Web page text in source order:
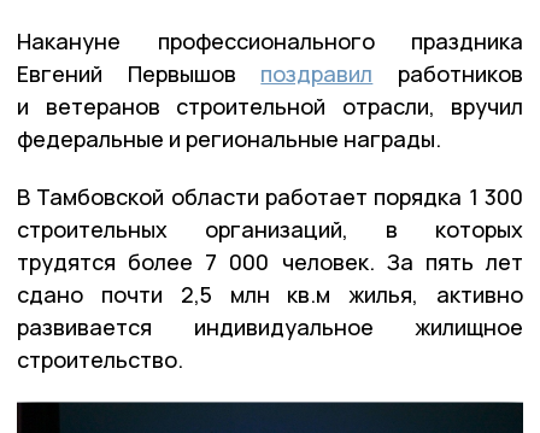
Накануне профессионального праздника
Евгений Первышов поздравил работников
и ветеранов строительной отрасли, вручил
федеральные и региональные награды.
В Тамбовской области работает порядка 1 300
строительных организаций, в которых
трудятся более 7 000 человек. За пять лет
сдано почти 2,5 млн кв.м жилья, активно
развивается индивидуальное жилищное
строительство.